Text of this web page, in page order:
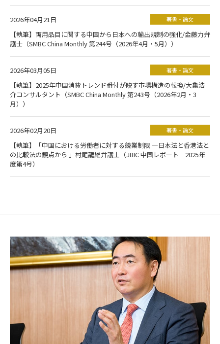
2026年04月21日 著書・論文
【執筆】両用品目に関する中国から日本への輸出規制の強化/金藤力弁
護士（SMBC China Monthly 第244号（2026年4月・5月））
2026年03月05日 著書・論文
【執筆】2025年中国消費トレンド番付が映す市場構造の転換/大亀浩
介コンサルタント（SMBC China Monthly 第243号（2026年2月・3
月））
2026年02月20日 著書・論文
【執筆】「中国における労働者に対する競業制限 ―日本法と香港法と
の比較法の観点から 」村尾龍雄弁護士（JBIC 中国レポート 2025年
度第4号）